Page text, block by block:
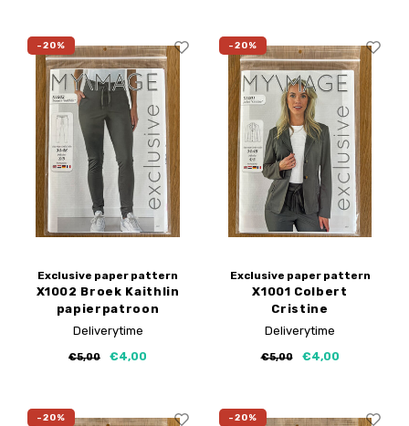
-20%
Exclusive paper pattern
X1002 Broek Kaithlin
papierpatroon
Deliverytime
€5,00 €4,00
-20%
Exclusive paper pattern
X1001 Colbert
Cristine
papierpatroon
Deliverytime
€5,00 €4,00
-20% -20%